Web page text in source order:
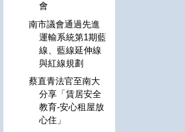
會
南市議會通過先進
運輸系統第1期藍
線、藍線延伸線
與紅線規劃
蔡直青法官至南大
分享「賃居安全
教育-安心租屋放
心住」